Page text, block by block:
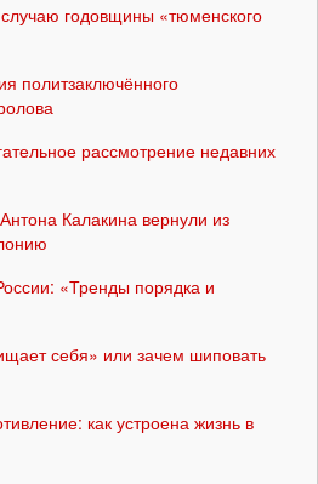
годовщины «тюменского
политзаключённого
рассмотрение недавних
Калакина вернули из
«Тренды порядка и
себя» или зачем шиповать
как устроена жизнь в